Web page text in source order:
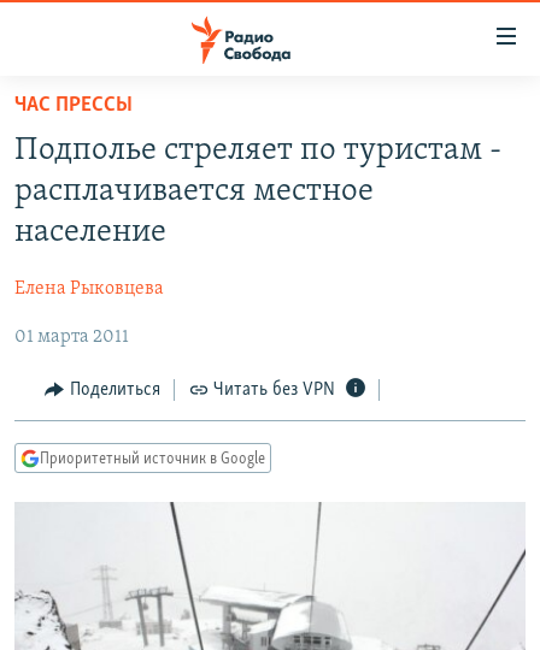
упрощенного
доступа
основному
Вернутся
навигации
Вернутся
поиску
ПОДКАСТЫ
АВТОРСКИЕ ПРОЕКТЫ
МНЕНИЯ
КУЛЬТУРА
IDEL.РЕАЛИИ
СЕВЕР.РЕАЛИИ
СИБИРЬ.РЕАЛИИ
РАСПИСАНИЕ ВЕЩАНИЯ
ПОДПИШИТЕСЬ НА РАССЫЛКУ
ЧАС ПРЕССЫ
Подполье стреляет по туристам -
расплачивается местное
население
Елена Рыковцева
01 марта 2011
Поделиться Читать без VPN
Приоритетный источник в Google